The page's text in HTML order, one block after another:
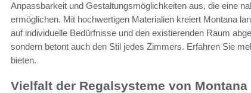
Anpassbarkeit und Gestaltungsmöglichkeiten aus, die eine
ermöglichen. Mit hochwertigen Materialien kreiert Montana
auf individuelle Bedürfnisse und den existierenden Raum
sondern betont auch den Stil jedes Zimmers. Erfahren Sie
bieten.
Vielfalt der Regalsysteme von Montana